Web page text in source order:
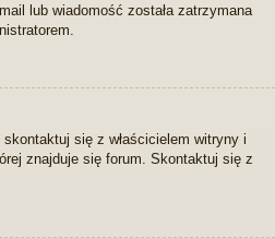
lub wiadomość została zatrzymana
się z właścicielem witryny i
znajduje się forum. Skontaktuj się z